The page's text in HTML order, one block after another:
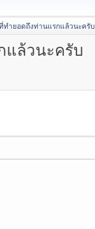
ทำยอดถึงท่านแรกแล้วนะครับ
แล้วนะครับ